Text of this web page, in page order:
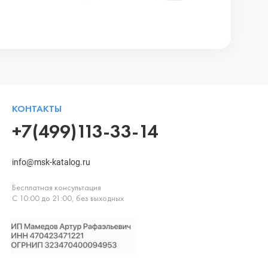
КОНТАКТЫ
+7(499)113-33-14
info@msk-katalog.ru
Бесплатная консультация
С 10:00 до 21:00, без выходных